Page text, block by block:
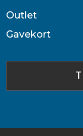
Outlet
Gavekort